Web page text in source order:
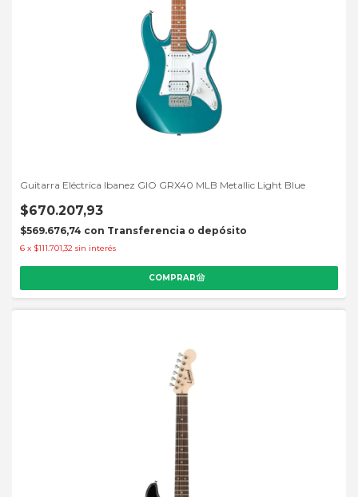
Guitarra Eléctrica Ibanez GIO GRX40 MLB Metallic Light Blue
$670.207,93
$569.676,74 con Transferencia o depósito
6 x $111.701,32 sin interés